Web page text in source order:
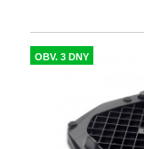
OBV. 3 DNY